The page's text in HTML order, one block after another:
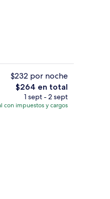
Restaurante
$232 por noche
El
precio
total
$264 en total
1 sept - 2 sept
con impuestos y cargos